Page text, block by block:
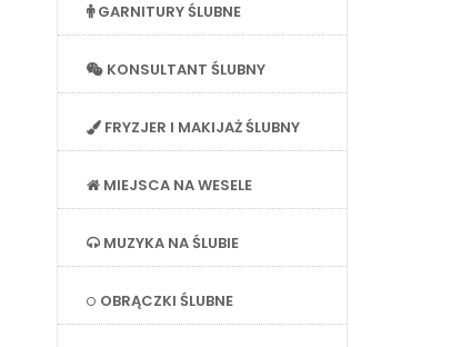
GARNITURY ŚLUBNE
KONSULTANT ŚLUBNY
FRYZJER I MAKIJAŻ ŚLUBNY
MIEJSCA NA WESELE
MUZYKA NA ŚLUBIE
OBRĄCZKI ŚLUBNE